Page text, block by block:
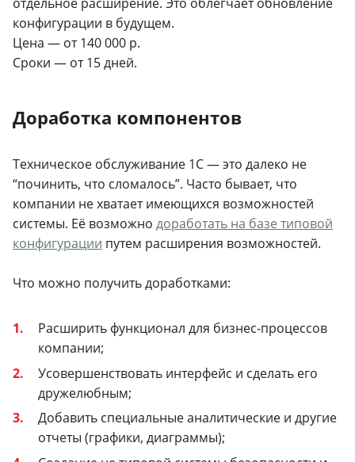
отдельное расширение. Это облегчает обновление
конфигурации в будущем.
Цена — от 140 000 р.
Сроки — от 15 дней.
Доработка компонентов
Техническое обслуживание 1С — это далеко не
“починить, что сломалось”. Часто бывает, что
компании не хватает имеющихся возможностей
системы. Её возможно доработать на базе типовой
конфигурации путем расширения возможностей.
Что можно получить доработками:
Расширить функционал для бизнес-процессов
компании;
Усовершенствовать интерфейс и сделать его
дружелюбным;
Добавить специальные аналитические и другие
отчеты (графики, диаграммы);